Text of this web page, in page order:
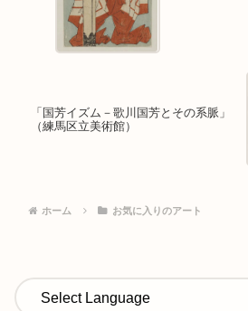
「国芳イズム－歌川国芳とその系脈」
（練馬区立美術館）
ホーム お気に入りのアート